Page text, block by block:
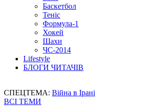
Баскетбол
Теніс
Формула-1
Хокей
Шахи
ЧС-2014
Lifestyle
БЛОГИ ЧИТАЧІВ
СПЕЦТЕМА: Війна в Ірані
ВСІ ТЕМИ